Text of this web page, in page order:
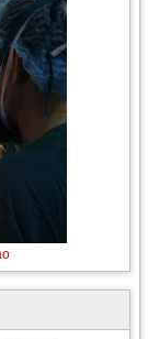
Phẫu thuật
thay khớp